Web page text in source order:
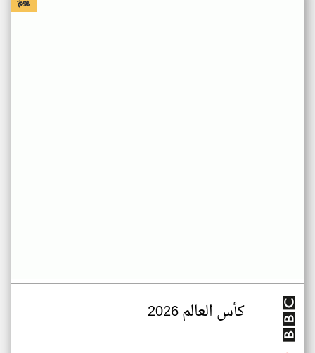
كأس العالم 2026